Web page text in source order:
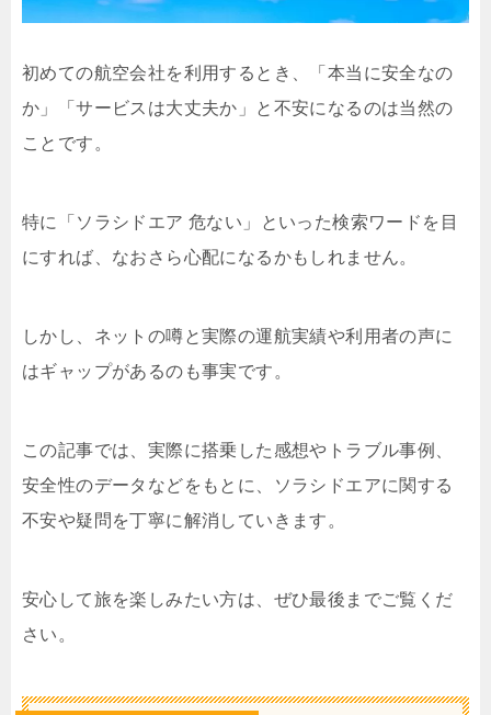
初めての航空会社を利用するとき、「本当に安全なの
か」「サービスは大丈夫か」と不安になるのは当然の
ことです。
特に「ソラシドエア 危ない」といった検索ワードを目
にすれば、なおさら心配になるかもしれません。
しかし、ネットの噂と実際の運航実績や利用者の声に
はギャップがあるのも事実です。
この記事では、実際に搭乗した感想やトラブル事例、
安全性のデータなどをもとに、ソラシドエアに関する
不安や疑問を丁寧に解消していきます。
安心して旅を楽しみたい方は、ぜひ最後までご覧くだ
さい。